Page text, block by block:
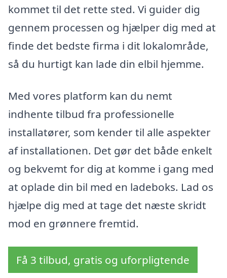
kommet til det rette sted. Vi guider dig
gennem processen og hjælper dig med at
finde det bedste firma i dit lokalområde,
så du hurtigt kan lade din elbil hjemme.
Med vores platform kan du nemt
indhente tilbud fra professionelle
installatører, som kender til alle aspekter
af installationen. Det gør det både enkelt
og bekvemt for dig at komme i gang med
at oplade din bil med en ladeboks. Lad os
hjælpe dig med at tage det næste skridt
mod en grønnere fremtid.
Få 3 tilbud, gratis og uforpligtende